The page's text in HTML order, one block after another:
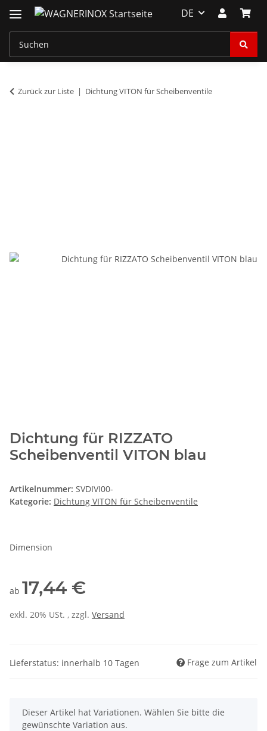
DE
Zurück zur Liste Dichtung VITON für Scheibenventile
Dichtung für RIZZATO
Scheibenventil VITON blau
Artikelnummer: SVDIVI00-
Kategorie: Dichtung VITON für Scheibenventile
Dimension
ab 17,44 €
exkl. 20% USt. , zzgl. Versand
Lieferstatus: innerhalb 10 Tagen Frage zum Artikel
x
Dieser Artikel hat Variationen. Wählen Sie bitte die
gewünschte Variation aus.